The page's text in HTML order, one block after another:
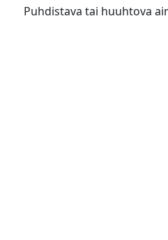
Puhdistava tai huuhtova